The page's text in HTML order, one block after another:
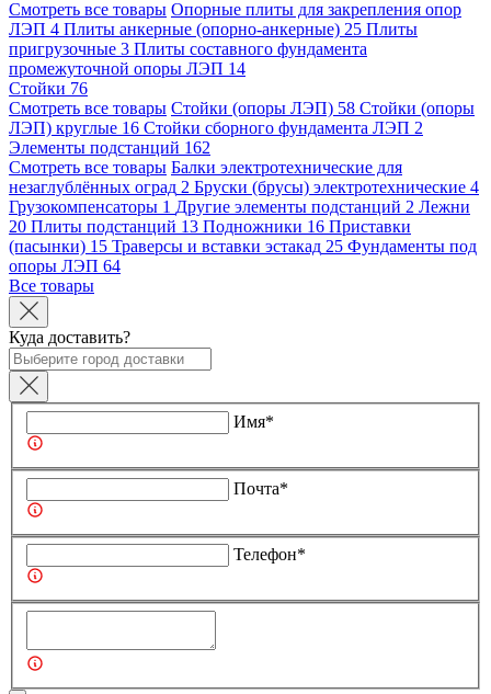
Смотреть все товары Опорные плиты для закрепления опор
ЛЭП 4 Плиты анкерные (опорно-анкерные) 25 Плиты
пригрузочные 3 Плиты составного фундамента
промежуточной опоры ЛЭП 14
Стойки 76
Смотреть все товары Стойки (опоры ЛЭП) 58 Стойки (опоры
ЛЭП) круглые 16 Стойки сборного фундамента ЛЭП 2
Элементы подстанций 162
Смотреть все товары Балки электротехнические для
незаглублённых оград 2 Бруски (брусы) электротехнические 4
Грузокомпенсаторы 1 Другие элементы подстанций 2 Лежни
20 Плиты подстанций 13 Подножники 16 Приставки
(пасынки) 15 Траверсы и вставки эстакад 25 Фундаменты под
опоры ЛЭП 64
Все товары
Куда доставить?
Имя*
Почта*
Телефон*